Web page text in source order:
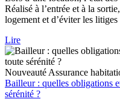
Réalisé à l’entrée et à la
logement et d’éviter les
Lire
Nouveauté Assurance
Bailleur : quelles obligations
sérénité ?